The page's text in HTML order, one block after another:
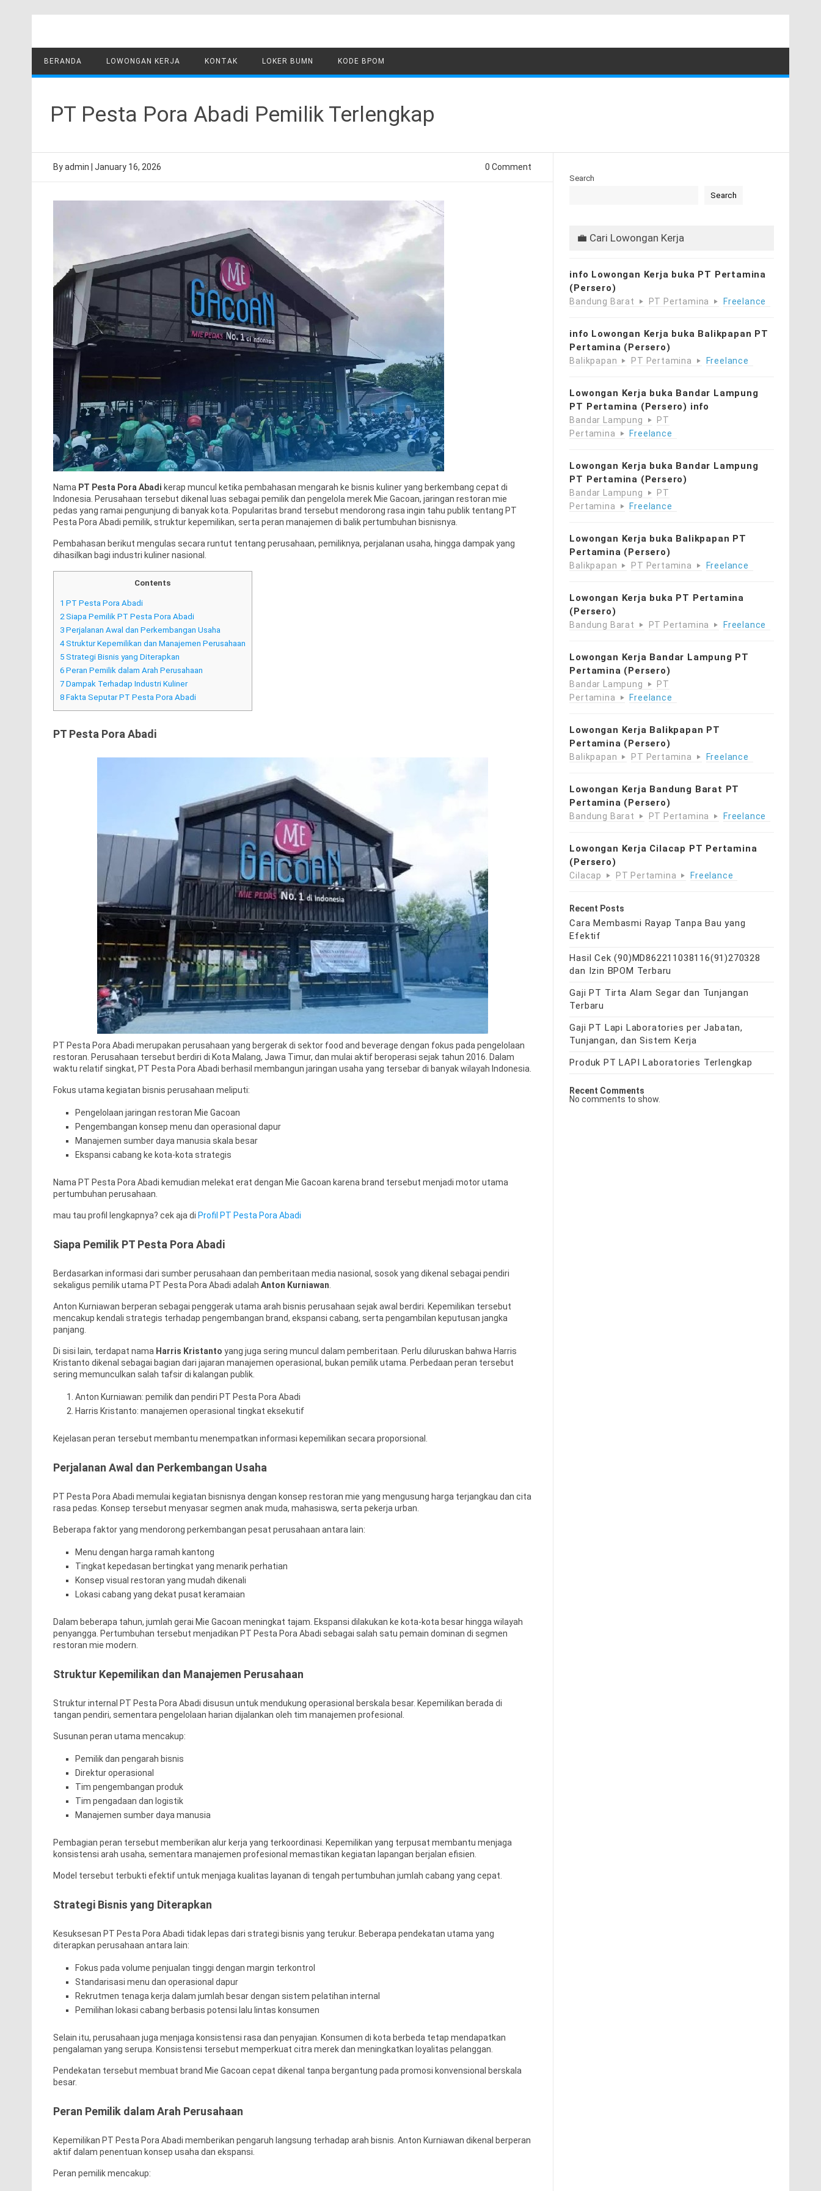
BERANDA LOWONGAN KERJA KONTAK LOKER BUMN KODE BPOM
PT Pesta Pora Abadi Pemilik Terlengkap
Byadmin January 16, 2026 0 Comment
Nama PT Pesta Pora Abadi kerap muncul ketika pembahasan mengarah ke bisnis kuliner yang berkembang cepat di
Indonesia. Perusahaan tersebut dikenal luas sebagai pemilik dan pengelola merek Mie Gacoan, jaringan restoran mie
pedas yang ramai pengunjung di banyak kota. Popularitas brand tersebut mendorong rasa ingin tahu publik tentang PT
Pesta Pora Abadi pemilik, struktur kepemilikan, serta peran manajemen di balik pertumbuhan bisnisnya.
Pembahasan berikut mengulas secara runtut tentang perusahaan, pemiliknya, perjalanan usaha, hingga dampak yang
dihasilkan bagi industri kuliner nasional.
Contents
1 PT Pesta Pora Abadi
2Siapa Pemilik PT Pesta Pora Abadi
3Perjalanan Awal dan Perkembangan Usaha
4Struktur Kepemilikan dan Manajemen Perusahaan
5Strategi Bisnis yang Diterapkan
6Peran Pemilik dalam Arah Perusahaan
7Dampak Terhadap Industri Kuliner
8Fakta Seputar PT Pesta Pora Abadi
PT Pesta Pora Abadi
PT Pesta Pora Abadi merupakan perusahaan yang bergerak di sektor food and beverage dengan fokus pada pengelolaan
restoran. Perusahaan tersebut berdiri di Kota Malang, Jawa Timur, dan mulai aktif beroperasi sejak tahun 2016. Dalam
waktu relatif singkat, PT Pesta Pora Abadi berhasil membangun jaringan usaha yang tersebar di banyak wilayah Indonesia.
Fokus utama kegiatan bisnis perusahaan meliputi:
Pengelolaan jaringan restoran Mie Gacoan
Pengembangan konsep menu dan operasional dapur
Manajemen sumber daya manusia skala besar
Ekspansi cabang ke kota-kota strategis
Nama PT Pesta Pora Abadi kemudian melekat erat dengan Mie Gacoan karena brand tersebut menjadi motor utama
pertumbuhan perusahaan.
mau tau profil lengkapnya? cek aja di Profil PT Pesta Pora Abadi
Siapa Pemilik PT Pesta Pora Abadi
Berdasarkan informasi dari sumber perusahaan dan pemberitaan media nasional, sosok yang dikenal sebagai pendiri
sekaligus pemilik utama PT Pesta Pora Abadi adalah Anton Kurniawan
Anton Kurniawan berperan sebagai penggerak utama arah bisnis perusahaan sejak awal berdiri. Kepemilikan tersebut
mencakup kendali strategis terhadap pengembangan brand, ekspansi cabang, serta pengambilan keputusan jangka
panjang.
Di sisi lain, terdapat nama Harris Kristanto yang juga sering muncul dalam pemberitaan. Perlu diluruskan bahwa Harris
Kristanto dikenal sebagai bagian dari jajaran manajemen operasional, bukan pemilik utama. Perbedaan peran tersebut
sering memunculkan salah tafsir di kalangan publik.
Anton Kurniawan: pemilik dan pendiri PT Pesta Pora Abadi
Harris Kristanto: manajemen operasional tingkat eksekutif
Kejelasan peran tersebut membantu menempatkan informasi kepemilikan secara proporsional.
Perjalanan Awal dan Perkembangan Usaha
PT Pesta Pora Abadi memulai kegiatan bisnisnya dengan konsep restoran mie yang mengusung harga terjangkau dan cita
rasa pedas. Konsep tersebut menyasar segmen anak muda, mahasiswa, serta pekerja urban.
Beberapa faktor yang mendorong perkembangan pesat perusahaan antara lain:
Menu dengan harga ramah kantong
Tingkat kepedasan bertingkat yang menarik perhatian
Konsep visual restoran yang mudah dikenali
Lokasi cabang yang dekat pusat keramaian
Dalam beberapa tahun, jumlah gerai Mie Gacoan meningkat tajam. Ekspansi dilakukan ke kota-kota besar hingga wilayah
penyangga. Pertumbuhan tersebut menjadikan PT Pesta Pora Abadi sebagai salah satu pemain dominan di segmen
restoran mie modern.
Struktur Kepemilikan dan Manajemen Perusahaan
Struktur internal PT Pesta Pora Abadi disusun untuk mendukung operasional berskala besar. Kepemilikan berada di
tangan pendiri, sementara pengelolaan harian dijalankan oleh tim manajemen profesional.
Susunan peran utama mencakup:
Pemilik dan pengarah bisnis
Direktur operasional
Tim pengembangan produk
Tim pengadaan dan logistik
Manajemen sumber daya manusia
Pembagian peran tersebut memberikan alur kerja yang terkoordinasi. Kepemilikan yang terpusat membantu menjaga
konsistensi arah usaha, sementara manajemen profesional memastikan kegiatan lapangan berjalan efisien.
Model tersebut terbukti efektif untuk menjaga kualitas layanan di tengah pertumbuhan jumlah cabang yang cepat.
Strategi Bisnis yang Diterapkan
Kesuksesan PT Pesta Pora Abadi tidak lepas dari strategi bisnis yang terukur. Beberapa pendekatan utama yang
diterapkan perusahaan antara lain:
Fokus pada volume penjualan tinggi dengan margin terkontrol
Standarisasi menu dan operasional dapur
Rekrutmen tenaga kerja dalam jumlah besar dengan sistem pelatihan internal
Pemilihan lokasi cabang berbasis potensi lalu lintas konsumen
Selain itu, perusahaan juga menjaga konsistensi rasa dan penyajian. Konsumen di kota berbeda tetap mendapatkan
pengalaman yang serupa. Konsistensi tersebut memperkuat citra merek dan meningkatkan loyalitas pelanggan.
Pendekatan tersebut membuat brand Mie Gacoan cepat dikenal tanpa bergantung pada promosi konvensional berskala
besar.
Peran Pemilik dalam Arah Perusahaan
Kepemilikan PT Pesta Pora Abadi memberikan pengaruh langsung terhadap arah bisnis. Anton Kurniawan dikenal berperan
aktif dalam penentuan konsep usaha dan ekspansi.
Peran pemilik mencakup:
Search
Search
💼 Cari Lowongan Kerja
info Lowongan Kerja buka PT Pertamina
(Persero)
Bandung Barat PT Pertamina Freelance
info Lowongan Kerja buka Balikpapan PT
Pertamina (Persero)
Balikpapan PT Pertamina Freelance
Lowongan Kerja buka Bandar Lampung
PT Pertamina (Persero) info
Bandar Lampung
PT
Pertamina
Freelance
Lowongan Kerja buka Bandar Lampung
PT Pertamina (Persero)
Bandar Lampung
PT
Pertamina
Freelance
Lowongan Kerja buka Balikpapan PT
Pertamina (Persero)
Balikpapan PT Pertamina Freelance
Lowongan Kerja buka PT Pertamina
(Persero)
Bandung Barat PT Pertamina Freelance
Lowongan Kerja Bandar Lampung PT
Pertamina (Persero)
Bandar Lampung
PT
Pertamina
Freelance
Lowongan Kerja Balikpapan PT
Pertamina (Persero)
Balikpapan PT Pertamina Freelance
Lowongan Kerja Bandung Barat PT
Pertamina (Persero)
Bandung Barat PT Pertamina Freelance
Lowongan Kerja Cilacap PT Pertamina
(Persero)
Cilacap PT Pertamina Freelance
Recent Posts
Cara Membasmi Rayap Tanpa Bau yang
Efektif
Hasil Cek (90)MD862211038116(91)270328
dan Izin BPOM Terbaru
Gaji PT Tirta Alam Segar dan Tunjangan
Terbaru
Gaji PT Lapi Laboratories per Jabatan,
Tunjangan, dan Sistem Kerja
Produk PT LAPI Laboratories Terlengkap
Recent Comments
No comments to show.